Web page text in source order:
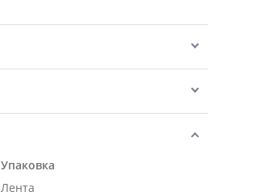
Упаковка
Лента